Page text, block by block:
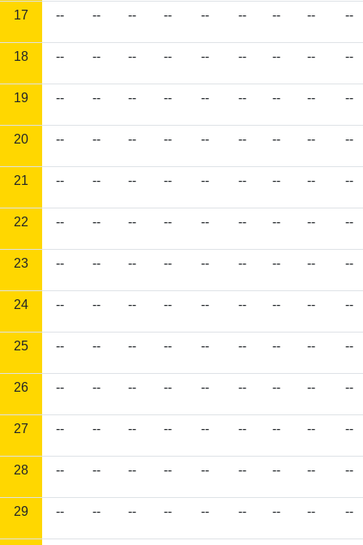
17 -- -- -- -- -- -- -- -- --
18 -- -- -- -- -- -- -- -- --
19 -- -- -- -- -- -- -- -- --
20 -- -- -- -- -- -- -- -- --
21 -- -- -- -- -- -- -- -- --
22 -- -- -- -- -- -- -- -- --
23 -- -- -- -- -- -- -- -- --
24 -- -- -- -- -- -- -- -- --
25 -- -- -- -- -- -- -- -- --
26 -- -- -- -- -- -- -- -- --
27 -- -- -- -- -- -- -- -- --
28 -- -- -- -- -- -- -- -- --
29 -- -- -- -- -- -- -- -- --